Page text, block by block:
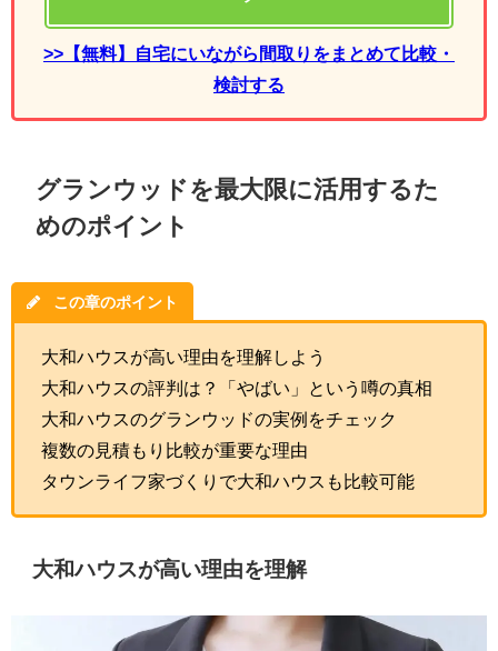
>>【無料】自宅にいながら間取りをまとめて比較・
検討する
グランウッドを最大限に活用するた
めのポイント
この章のポイント
大和ハウスが高い理由を理解しよう
大和ハウスの評判は？「やばい」という噂の真相
大和ハウスのグランウッドの実例をチェック
複数の見積もり比較が重要な理由
タウンライフ家づくりで大和ハウスも比較可能
大和ハウスが高い理由を理解